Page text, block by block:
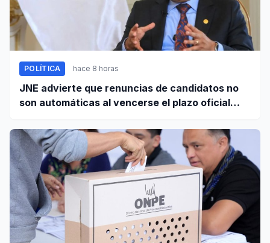
POLÍTICA hace 8 horas
JNE advierte que renuncias de candidatos no
son automáticas al vencerse el plazo oficial